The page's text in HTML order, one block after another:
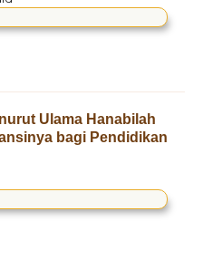
Ulama Hanabilah
bagi Pendidikan